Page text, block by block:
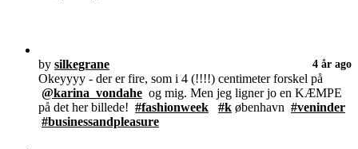
by silkegrane 4 år ago
Okeyyyy - der er fire, som i 4 (!!!!) centimeter forskel på
@karina_vondahe og mig. Men jeg ligner jo en KÆMPE
på det her billede! #fashionweek #k øbenhavn #veninder
#businessandpleasure